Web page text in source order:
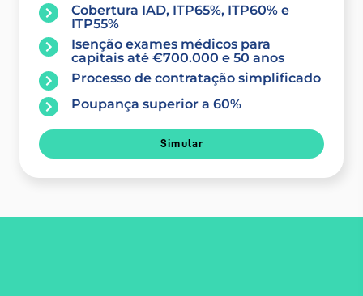
Cobertura IAD, ITP65%, ITP60% e
ITP55%
Isenção exames médicos para
capitais até €700.000 e 50 anos
Processo de contratação simplificado
Poupança superior a 60%
Simular